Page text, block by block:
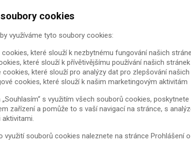
Klub bechtěreviků – Kraj Ústecký
Předseda:
Aleš Blažek
Telefon:724 956 359
E-mail:al.blazek@seznam.cz
Klub bechtěreviků – Kraj Vysočina
Předseda:
Telefon: 731 515 416
cookies
využíváme tyto soubory cookies:
které slouží k nezbytnému fungování našich
které slouží k přívětivějšímu používání našich stránek
cookies, které slouží pro analýzy dat pro zlepšování našich
cookies, které slouží k našim marketingovým aktivitám
„Souhlasím“ s využitím všech souborů cookies,
zařízení a pomůže to s vaší navigací na stránce, s
využití souborů cookies naleznete na stránce Prohlášení